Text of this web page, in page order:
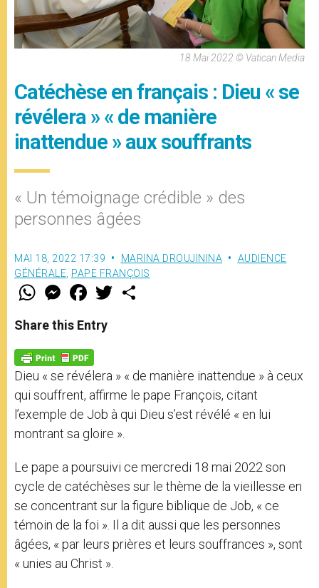
18 Mai 2022 © Vatican Media
Catéchèse en français : Dieu « se
révélera » « de manière
inattendue » aux souffrants
« Un témoignage crédible » des
personnes âgées
MAI 18, 2022 17:39 MARINA DROUJININA
AUDIENCE
GÉNÉRALE PAPE FRANÇOIS
W
t
s
p
p
M
e
s
e
g
e
r
F
a
e
b
o
k
w
Share this Entry
Dieu « se révélera » « de manière inattendue » à ceux
qui souffrent, affirme le pape François, citant
l’exemple de Job à qui Dieu s’est révélé « en lui
montrant sa gloire ».
Le pape a poursuivi ce mercredi 18 mai 2022 son
cycle de catéchèses sur le thème de la vieillesse en
se concentrant sur la figure biblique de Job, « ce
témoin de la foi ». Il a dit aussi que les personnes
âgées, « par leurs prières et leurs souffrances », sont
« unies au Christ ».